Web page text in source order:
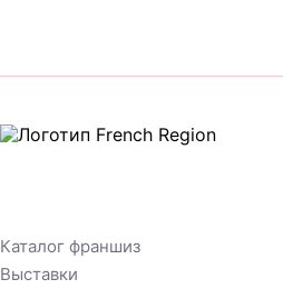
Каталог франшиз
Выставки